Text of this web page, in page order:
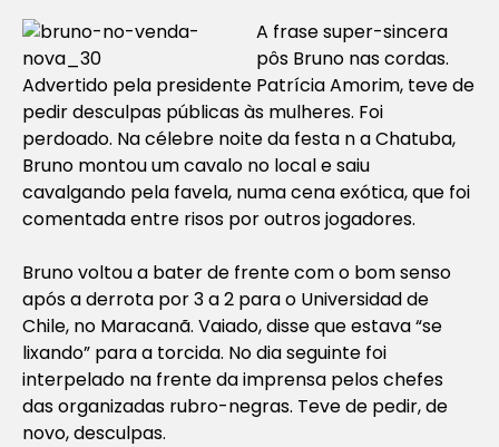
A frase super-sincera
pôs Bruno nas cordas.
Advertido pela presidente Patrícia Amorim, teve de
pedir desculpas públicas às mulheres. Foi
perdoado. Na célebre noite da festa n a Chatuba,
Bruno montou um cavalo no local e saiu
cavalgando pela favela, numa cena exótica, que foi
comentada entre risos por outros jogadores.
Bruno voltou a bater de frente com o bom senso
após a derrota por 3 a 2 para o Universidad de
Chile, no Maracanã. Vaiado, disse que estava “se
lixando” para a torcida. No dia seguinte foi
interpelado na frente da imprensa pelos chefes
das organizadas rubro-negras. Teve de pedir, de
novo, desculpas.